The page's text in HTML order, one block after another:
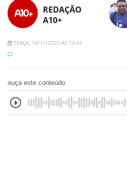
REDAÇÃO
A10+
TERÇA, 18/11/2025 ÀS 13:41
ouça este conteúdo